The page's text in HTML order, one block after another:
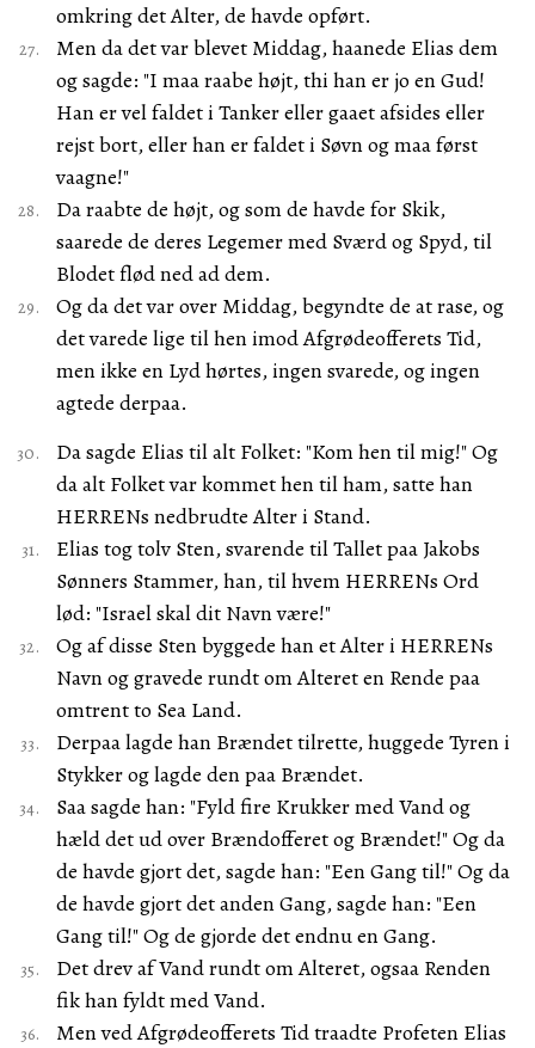
omkring det Alter, de havde opført.
Men da det var blevet Middag, haanede Elias dem
og sagde: "I maa raabe højt, thi han er jo en Gud!
Han er vel faldet i Tanker eller gaaet afsides eller
rejst bort, eller han er faldet i Søvn og maa først
vaagne!"
Da raabte de højt, og som de havde for Skik,
saarede de deres Legemer med Sværd og Spyd, til
Blodet flød ned ad dem.
Og da det var over Middag, begyndte de at rase, og
det varede lige til hen imod Afgrødeofferets Tid,
men ikke en Lyd hørtes, ingen svarede, og ingen
agtede derpaa.
Da sagde Elias til alt Folket: "Kom hen til mig!" Og
da alt Folket var kommet hen til ham, satte han
HERRENs nedbrudte Alter i Stand.
Elias tog tolv Sten, svarende til Tallet paa Jakobs
Sønners Stammer, han, til hvem HERRENs Ord
lød: "Israel skal dit Navn være!"
Og af disse Sten byggede han et Alter i HERRENs
Navn og gravede rundt om Alteret en Rende paa
omtrent to Sea Land.
Derpaa lagde han Brændet tilrette, huggede Tyren i
Stykker og lagde den paa Brændet.
Saa sagde han: "Fyld fire Krukker med Vand og
hæld det ud over Brændofferet og Brændet!" Og da
de havde gjort det, sagde han: "Een Gang til!" Og da
de havde gjort det anden Gang, sagde han: "Een
Gang til!" Og de gjorde det endnu en Gang.
Det drev af Vand rundt om Alteret, ogsaa Renden
fik han fyldt med Vand.
Men ved Afgrødeofferets Tid traadte Profeten Elias